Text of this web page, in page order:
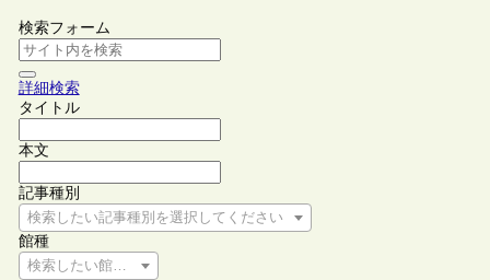
検索フォーム
詳細検索
タイトル
本文
記事種別
検索したい記事種別を選択してください
館種
検索したい館種を選択してください